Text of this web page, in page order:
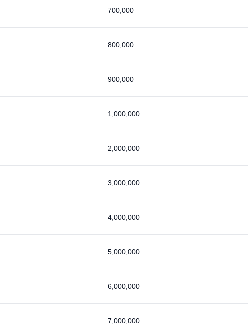
700,000
800,000
900,000
1,000,000
2,000,000
3,000,000
4,000,000
5,000,000
6,000,000
7,000,000